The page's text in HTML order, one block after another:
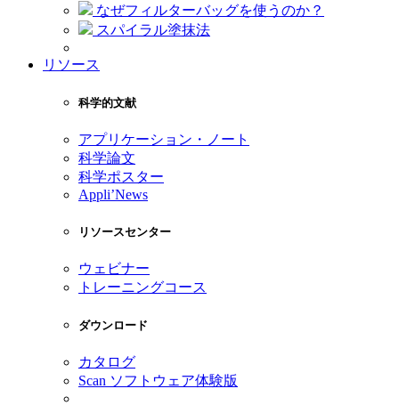
なぜフィルターバッグを使うのか？
スパイラル塗抹法
リソース
科学的文献
アプリケーション・ノート
科学論文
科学ポスター
Appli’News
リソースセンター
ウェビナー
トレーニングコース
ダウンロード
カタログ
Scan ソフトウェア体験版